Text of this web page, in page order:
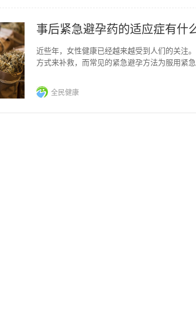
事后紧急避孕药的适应症有什
近些年，女性健康已经越来越受到人们的关注
方式来补救，而常见的紧急避孕方法为服用紧
全民健康